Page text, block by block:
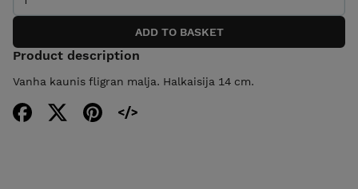
Product description
Vanha kaunis fligran malja. Halkaisija 14 cm.